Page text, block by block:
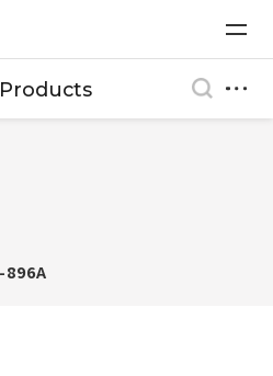
896A